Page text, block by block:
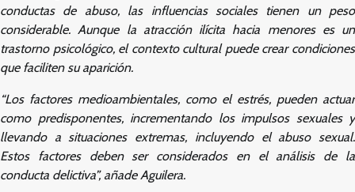
conductas de abuso, las influencias sociales tienen un peso
considerable. Aunque la atracción ilícita hacia menores es un
trastorno psicológico, el contexto cultural puede crear condiciones
que faciliten su aparición.
“Los factores medioambientales, como el estrés, pueden actuar
como predisponentes, incrementando los impulsos sexuales y
llevando a situaciones extremas, incluyendo el abuso sexual.
Estos factores deben ser considerados en el análisis de la
conducta delictiva”, añade Aguilera.